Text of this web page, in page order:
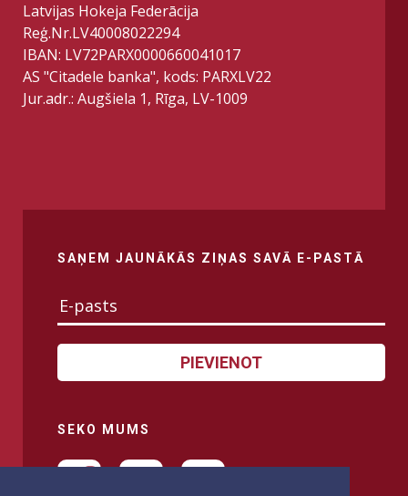
Latvijas Hokeja Federācija
Reģ.Nr.LV40008022294
IBAN: LV72PARX0000660041017
AS "Citadele banka", kods: PARXLV22
Jur.adr.: Augšiela 1, Rīga, LV-1009
SAŅEM JAUNĀKĀS ZIŅAS SAVĀ E-PASTĀ
PIEVIENOT
SEKO MUMS